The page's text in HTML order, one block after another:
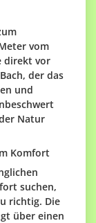
vom
direkt vor
der das
und
Natur
Komfort
suchen,
richtig. Die
über einen